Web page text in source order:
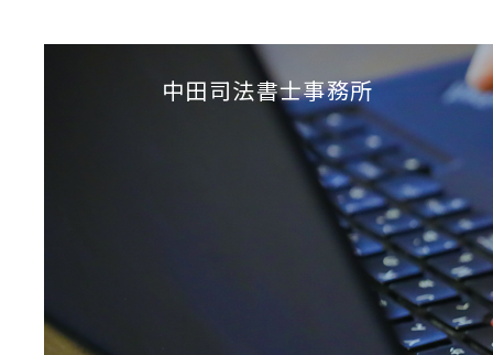
中田司法書士事務所